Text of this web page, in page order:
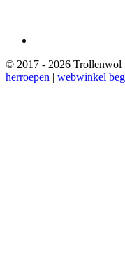
© 2017 - 2026 Trollenwol
herroepen | webwinkel